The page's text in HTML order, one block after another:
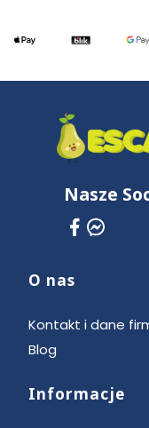
Nasze
Linki w stopce
O nas
Kontakt i dane
Blog
Informacje